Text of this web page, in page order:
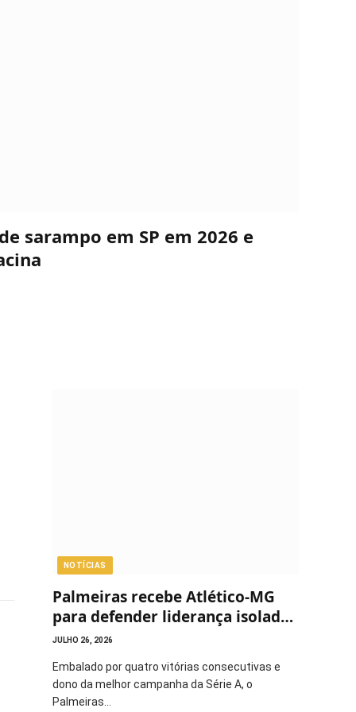
sarampo em SP em 2026 e
NOTÍCIAS
Palmeiras recebe Atlético-MG
para defender liderança isolada
do Brasileirão
JULHO 26, 2026
Embalado por quatro vitórias consecutivas e
dono da melhor campanha da Série A, o
Palmeiras…